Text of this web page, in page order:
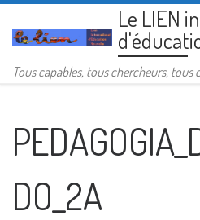
Passer au contenuLe LIEN
Tous capables, tous chercheurs, tous
DO_2A